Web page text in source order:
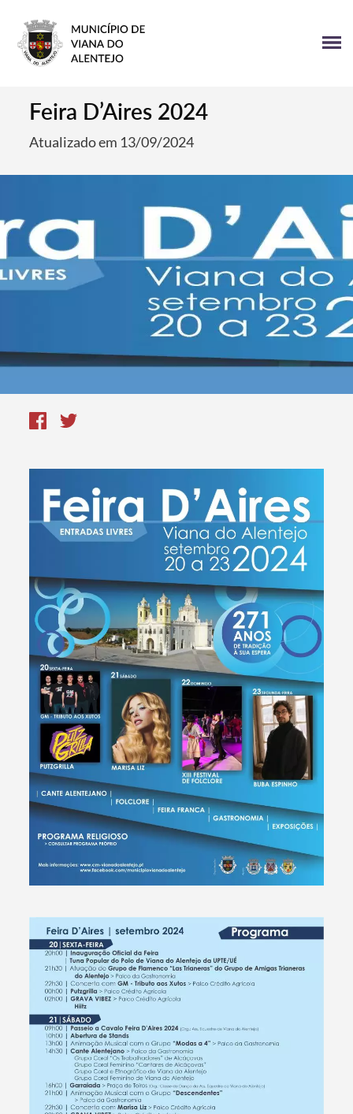
Feira D’Aires 2024
Atualizado em 13/09/2024